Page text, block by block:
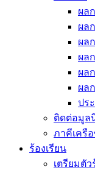
ผล
ผล
ผล
ผล
ผล
ผล
ปร
ติดต่อมูล
ภาคีเครื
ร้องเรียน
เตรียมตัว